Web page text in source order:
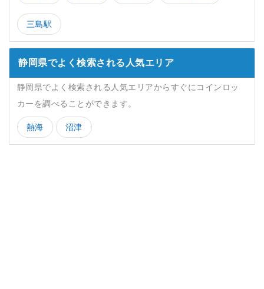
三島駅
静岡県でよく検索される人気エリア
静岡県でよく検索される人気エリアからすぐにコインロッ
カーを調べることができます。
熱海 沼津